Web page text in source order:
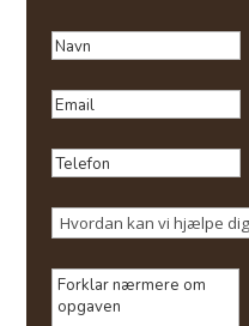
Navn
Email
Telefon
Services
Forklar
nærmere